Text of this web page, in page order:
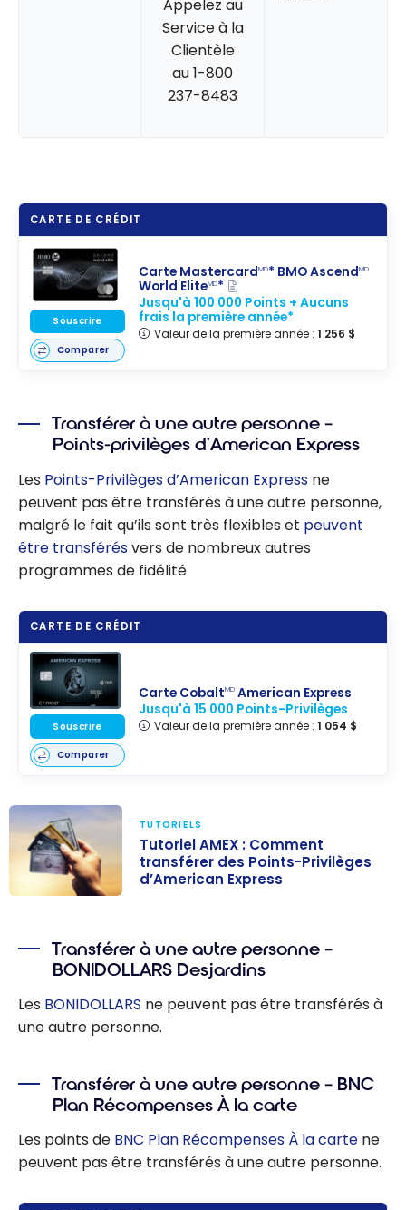
Appelez au
Service à la
Clientèle
au 1-800
237-8483
CARTE DE CRÉDIT
Carte MastercardMD* BMO AscendMD
World EliteMD*
Jusqu'à 100 000 Points + Aucuns
frais la première année*
Valeur de la première année : 1 256 $
Souscrire
Comparer
Transférer à une autre personne –
Points-privilèges d’American Express
Les Points-Privilèges d’American Express ne
peuvent pas être transférés à une autre personne,
malgré le fait qu’ils sont très flexibles et peuvent
être transférésvers de nombreux autres
programmes de fidélité.
CARTE DE CRÉDIT
Carte CobaltMD American Express
Jusqu'à 15 000 Points-Privilèges
Valeur de la première année : 1 054 $
Souscrire
Comparer
transférer des
Points-
Privilèges
d’American
TUTORIELS
Tutoriel AMEX : Comment
transférer des Points-Privilèges
d’American Express
Transférer à une autre personne –
BONIDOLLARS Desjardins
Les BONIDOLLARS ne peuvent pas être transférés à
une autre personne.
Transférer à une autre personne – BNC
Plan Récompenses À la carte
Les points de BNC Plan Récompenses À la carte ne
peuvent pas être transférés à une autre personne.